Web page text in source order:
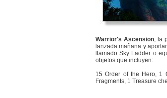
Warrior's Ascension, la
lanzada mañana y
llamado Sky Ladder o
objetos que incluyen:
15 Order of the Hero, 1
Fragments, 1 Treasure